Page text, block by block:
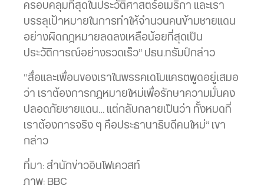
ครอบคลุมที่สุดในประวัติศาสตร์อเมริกา และเรา
บรรลุเป้าหมายในการทำให้จำนวนคนข้ามชายแดน
อย่างผิดกฎหมายลดลงเหลือน้อยที่สุดเป็น
ประวัติการณ์อย่างรวดเร็ว” ปธน.ทรัมป์กล่าว
“สื่อและเพื่อนของเราในพรรคเดโมแครตพูดอยู่เสมอ
ว่า เราต้องการกฎหมายใหม่เพื่อรักษาความมั่นคง
ปลอดภัยชายแดน… แต่กลับกลายเป็นว่า ทั้งหมดที่
เราต้องการจริง ๆ คือประธานาธิบดีคนใหม่” เขา
กล่าว
ที่มา: สำนักข่าวอินโฟเควสท์
ภาพ: BBC